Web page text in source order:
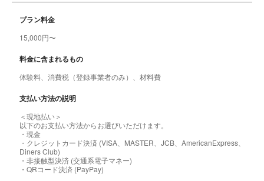
プラン料金
15,000円〜
料金に含まれるもの
体験料、消費税（登録事業者のみ）、材料費
支払い方法の説明
＜現地払い＞
以下のお支払い方法からお選びいただけます。
・現金
・クレジットカード決済 (VISA、MASTER、JCB、AmericanExpress、
Diners Club)
・非接触型決済 (交通系電子マネー)
・QRコード決済 (PayPay)